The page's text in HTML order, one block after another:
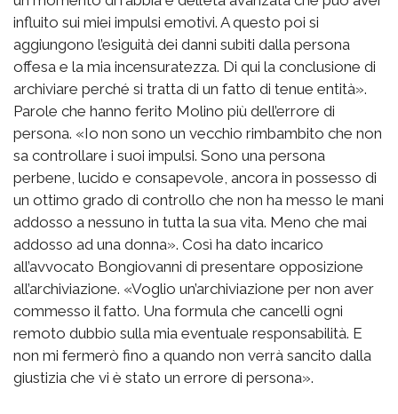
influito sui miei impulsi emotivi. A questo poi si
aggiungono l’esiguità dei danni subiti dalla persona
offesa e la mia incensuratezza. Di qui la conclusione di
archiviare perché si tratta di un fatto di tenue entità».
Parole che hanno ferito Molino più dell’errore di
persona. «Io non sono un vecchio rimbambito che non
sa controllare i suoi impulsi. Sono una persona
perbene, lucido e consapevole, ancora in possesso di
un ottimo grado di controllo che non ha messo le mani
addosso a nessuno in tutta la sua vita. Meno che mai
addosso ad una donna». Così ha dato incarico
all’avvocato Bongiovanni di presentare opposizione
all’archiviazione. «Voglio un’archiviazione per non aver
commesso il fatto. Una formula che cancelli ogni
remoto dubbio sulla mia eventuale responsabilità. E
non mi fermerò fino a quando non verrà sancito dalla
giustizia che vi è stato un errore di persona».